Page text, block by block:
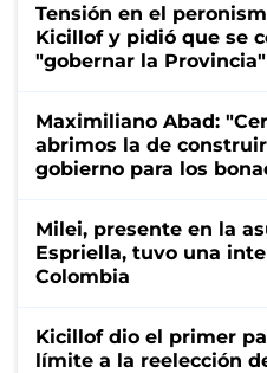
Tensión en el
Kicillof y pidió que se
"gobernar la Provincia"
Maximiliano Abad:
abrimos la de
gobierno para los
Milei, presente en la
Espriella, tuvo una
Colombia
Kicillof dio el primer
límite a la reelección